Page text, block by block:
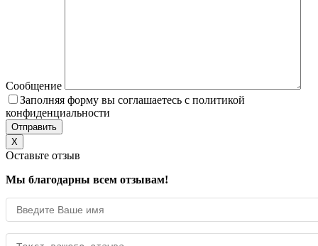
Сообщение
Заполняя форму вы соглашаетесь с политикой
конфиденциальности
X
Оставьте отзыв
Мы благодарны всем отзывам!